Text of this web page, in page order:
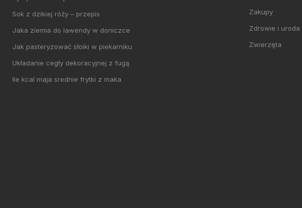
Sok z dzikiej róży – przepis
Jaka ziemia do lawendy w doniczce
Jak pasteryzować słoiki w piekarniku
Układanie cegły dekoracyjnej z fugą
Ile kcal maja srednie frytki z maka
Zakupy
Zdrowie i uroda
Zwierzęta